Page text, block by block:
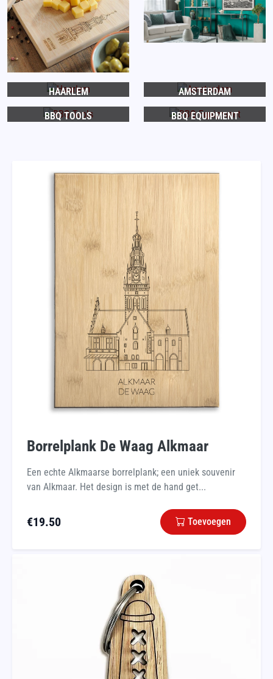
HAARLEM AMSTERDAM
BBQ TOOLS BBQ EQUIPMENT
Borrelplank De Waag Alkmaar
Een echte Alkmaarse borrelplank; een uniek souvenir
van Alkmaar. Het design is met de hand get...
€19.50 Toevoegen